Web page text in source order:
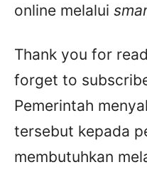
online melalui
Thank you for
forget to
Pemerintah
tersebut kepada
membutuhkan